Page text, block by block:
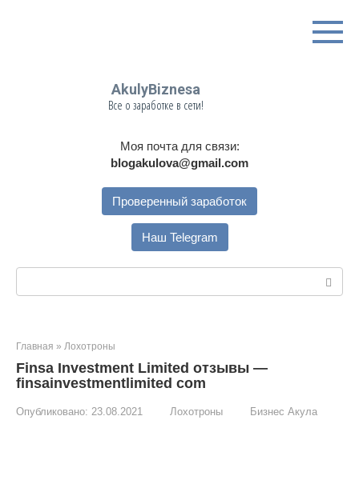
AkulyBiznesa
Все о заработке в сети!
Моя почта для связи:
blogakulova@gmail.com
Проверенный заработок
Наш Telegram
Главная » Лохотроны
Finsa Investment Limited отзывы —
finsainvestmentlimited com
Опубликовано: 23.08.2021 Лохотроны Бизнес Акула